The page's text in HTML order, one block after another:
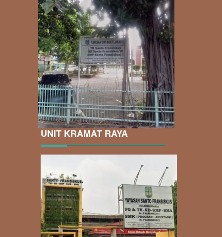
UNIT KRAMAT RAYA